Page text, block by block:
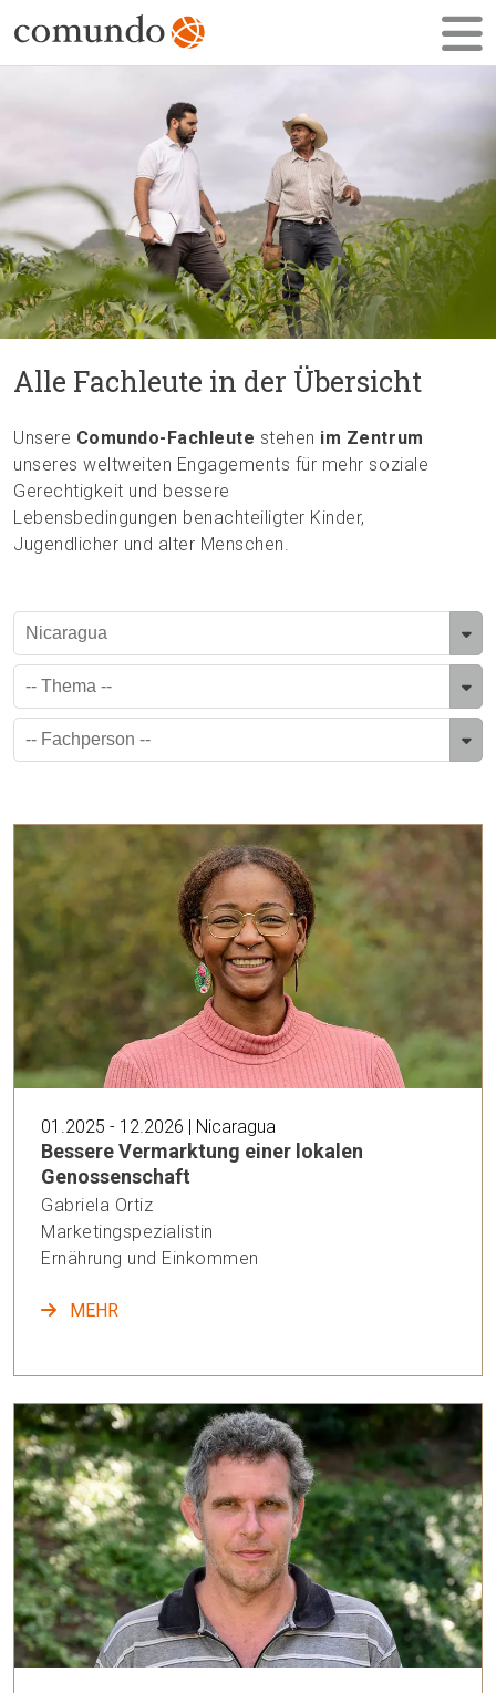
Alle Fachleute in der Übersicht
Unsere Comundo-Fachleute stehen im Zentrum
unseres weltweiten Engagements für mehr soziale
Gerechtigkeit und bessere
Lebensbedingungen benachteiligter Kinder,
Jugendlicher und alter Menschen.
01.2025 - 12.2026 | Nicaragua
Bessere Vermarktung einer lokalen
Genossenschaft
Gabriela Ortiz
Marketingspezialistin
Ernährung und Einkommen
MEHR